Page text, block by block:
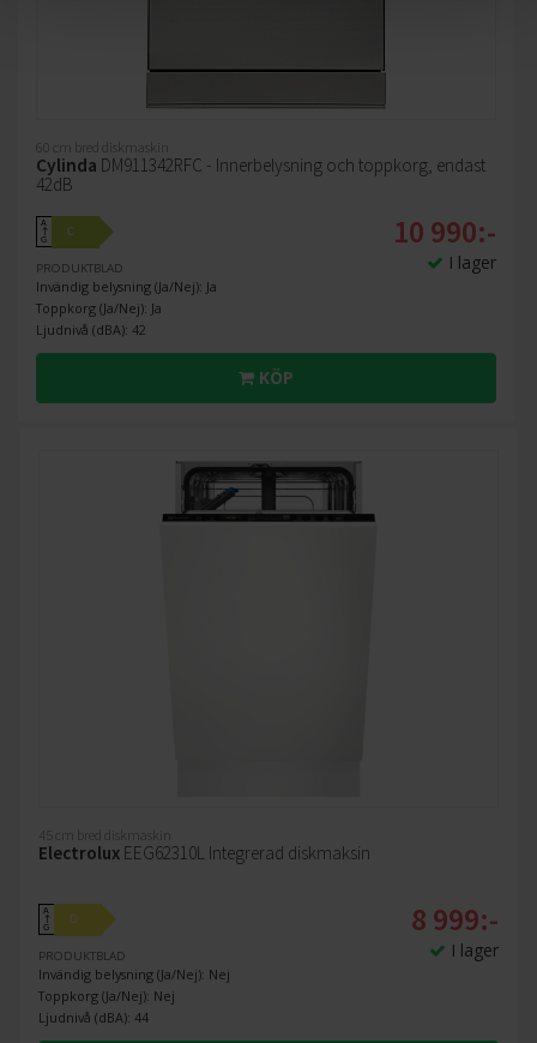
60 cm bred diskmaskin
Cylinda DM911342RFC - Innerbelysning och toppkorg, endast
42dB
A
↑
G
C
PRODUKTBLAD
Invändig belysning (Ja/Nej): Ja
Toppkorg (Ja/Nej): Ja
Ljudnivå (dBA): 42
10 990:-
I lager
KÖP
45 cm bred diskmaskin
Electrolux EEG62310L Integrerad diskmaksin
A
↑
G
D
PRODUKTBLAD
Invändig belysning (Ja/Nej): Nej
Toppkorg (Ja/Nej): Nej
Ljudnivå (dBA): 44
8 999:-
I lager